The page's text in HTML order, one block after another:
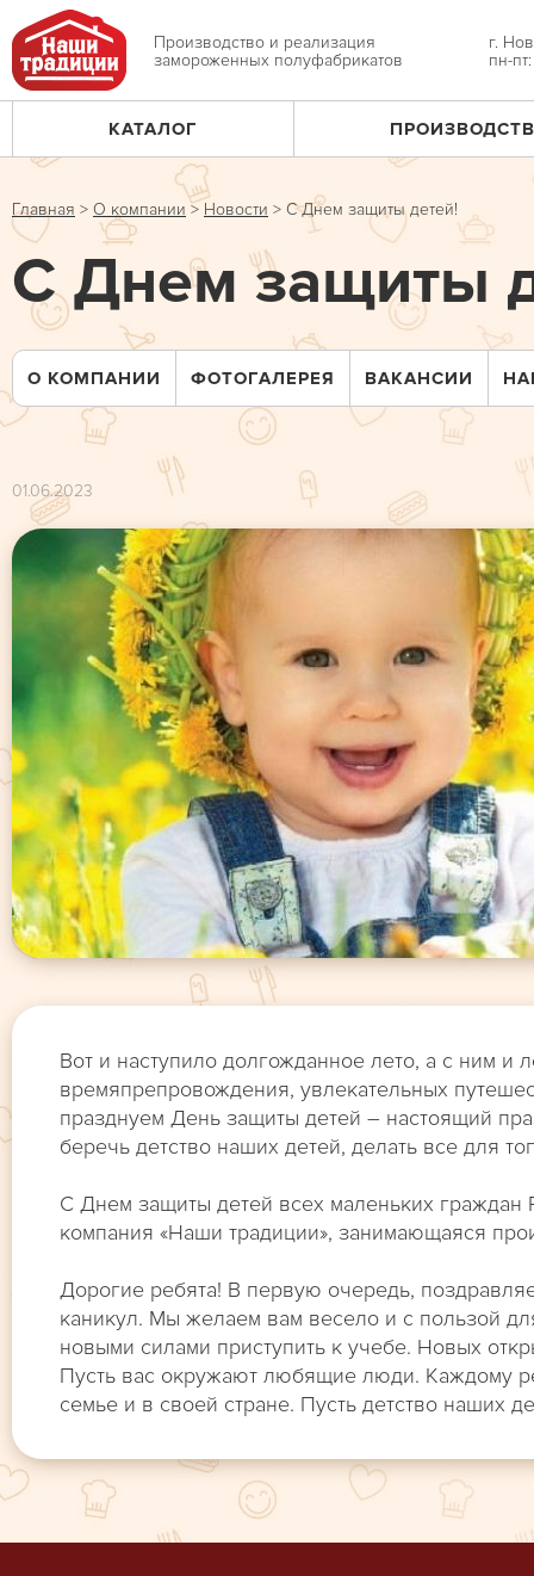
Jump
to
navigation
Производство и реализация
замороженных полуфабрикатов
г.
пн-
Главное
меню
КАТАЛОГ
Вы
здесь
Главная > О компании > Новости > С Днем защиты детей!
С Днем защиты
О КОМПАНИИ ФОТОГАЛЕРЕЯ ВАКАНСИИ
Вот и наступило долгожданное лето, а с ним
времяпрепровождения, увлекательных
празднуем День защиты детей – настоящий
беречь детство наших детей, делать все для
С Днем защиты детей всех маленьких граждан
компания «Наши традиции», занимающаяся
Дорогие ребята! В первую очередь,
каникул. Мы желаем вам весело и с пользой
новыми силами приступить к учебе. Новых
Пусть вас окружают любящие люди. Каждому
семье и в своей стране. Пусть детство наших